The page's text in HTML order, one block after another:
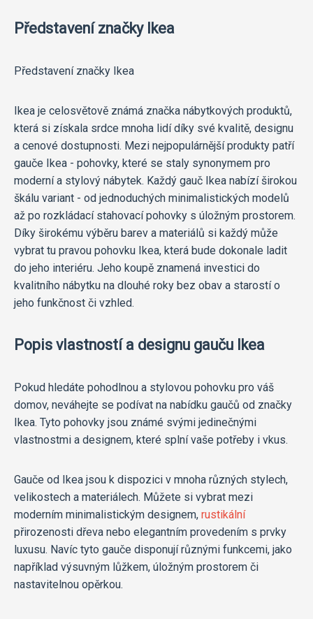
Představení značky Ikea
Představení značky Ikea
Ikea je celosvětově známá značka nábytkových produktů,
která si získala srdce mnoha lidí díky své kvalitě, designu
a cenové dostupnosti. Mezi nejpopulárnější produkty patří
gauče Ikea - pohovky, které se staly synonymem pro
moderní a stylový nábytek. Každý gauč Ikea nabízí širokou
škálu variant - od jednoduchých minimalistických modelů
až po rozkládací stahovací pohovky s úložným prostorem.
Díky širokému výběru barev a materiálů si každý může
vybrat tu pravou pohovku Ikea, která bude dokonale ladit
do jeho interiéru. Jeho koupě znamená investici do
kvalitního nábytku na dlouhé roky bez obav a starostí o
jeho funkčnost či vzhled.
Popis vlastností a designu gauču Ikea
Pokud hledáte pohodlnou a stylovou pohovku pro váš
domov, neváhejte se podívat na nabídku gaučů od značky
Ikea. Tyto pohovky jsou známé svými jedinečnými
vlastnostmi a designem, které splní vaše potřeby i vkus.
Gauče od Ikea jsou k dispozici v mnoha různých stylech,
velikostech a materiálech. Můžete si vybrat mezi
moderním minimalistickým designem, rustikální
přirozenosti dřeva nebo elegantním provedením s prvky
luxusu. Navíc tyto gauče disponují různými funkcemi, jako
například výsuvným lůžkem, úložným prostorem či
nastavitelnou opěrkou.